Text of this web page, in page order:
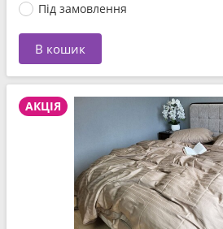
Під замовлення
В кошик
АКЦІЯ